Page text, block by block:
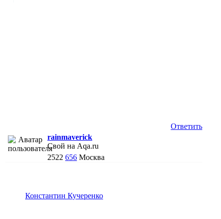
Ответить
rainmaverick
Свой на Aqa.ru
2522 656 Москва
Константин Кучеренко